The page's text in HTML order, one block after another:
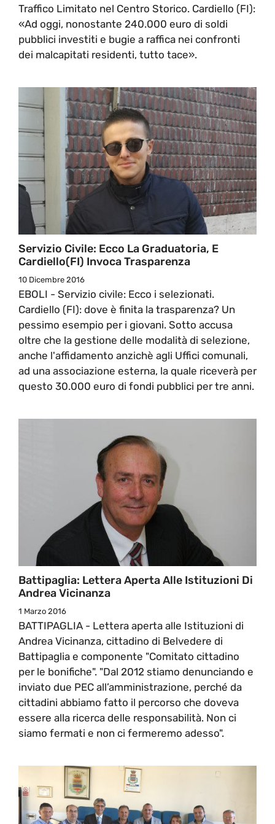
Traffico Limitato nel Centro Storico. Cardiello (FI):
«Ad oggi, nonostante 240.000 euro di soldi
pubblici investiti e bugie a raffica nei confronti
dei malcapitati residenti, tutto tace».
Servizio Civile: Ecco La Graduatoria, E
Cardiello(FI) Invoca Trasparenza
10 Dicembre 2016
EBOLI - Servizio civile: Ecco i selezionati.
Cardiello (FI): dove è finita la trasparenza? Un
pessimo esempio per i giovani. Sotto accusa
oltre che la gestione delle modalità di selezione,
anche l'affidamento anzichè agli Uffici comunali,
ad una associazione esterna, la quale riceverà per
questo 30.000 euro di fondi pubblici per tre anni.
Battipaglia: Lettera Aperta Alle Istituzioni Di
Andrea Vicinanza
1 Marzo 2016
BATTIPAGLIA - Lettera aperta alle Istituzioni di
Andrea Vicinanza, cittadino di Belvedere di
Battipaglia e componente "Comitato cittadino
per le bonifiche". "Dal 2012 stiamo denunciando e
inviato due PEC all’amministrazione, perché da
cittadini abbiamo fatto il percorso che doveva
essere alla ricerca delle responsabilità. Non ci
siamo fermati e non ci fermeremo adesso".